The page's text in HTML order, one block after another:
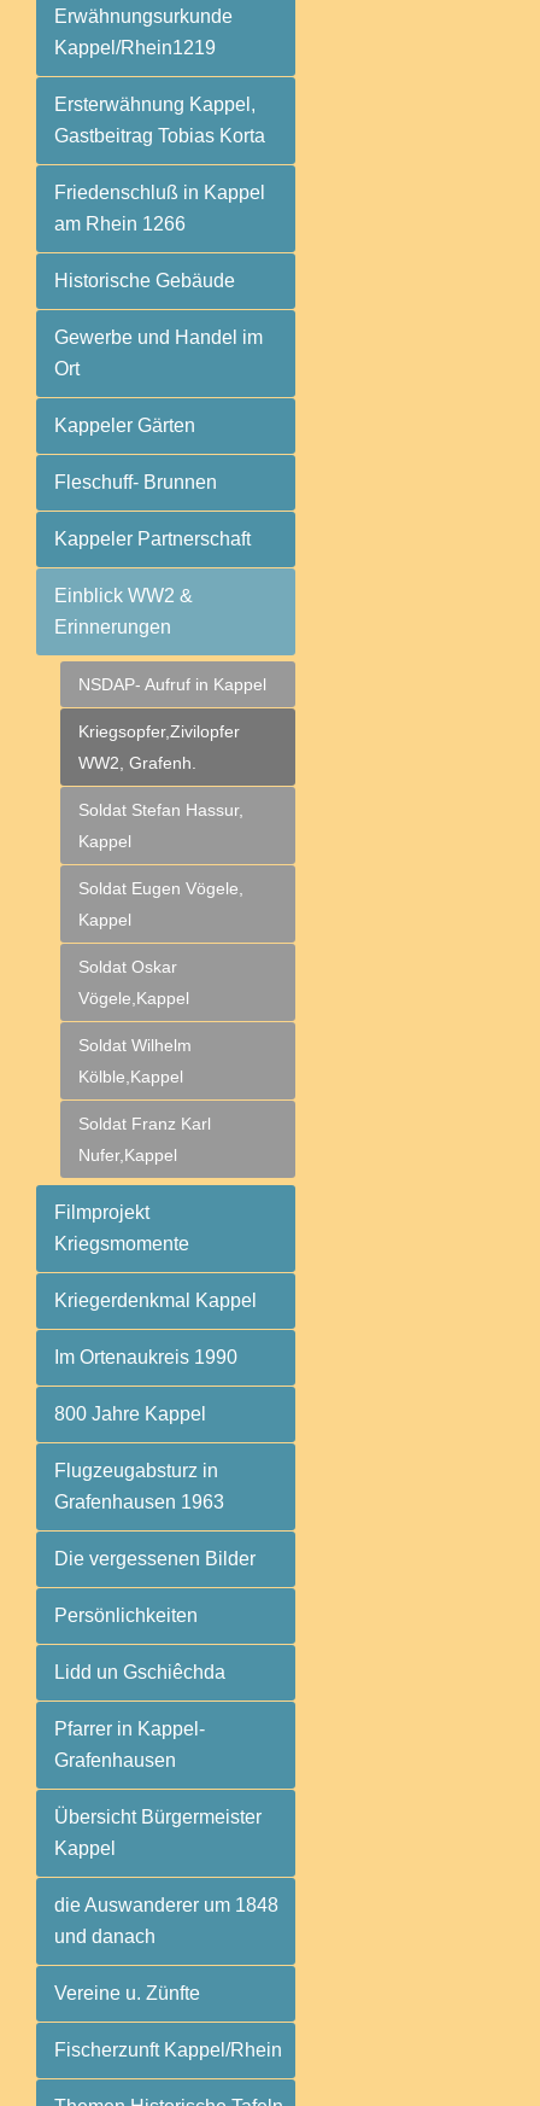
Erwähnungsurkunde
Kappel/Rhein1219
Ersterwähnung Kappel,
Gastbeitrag Tobias Korta
Friedenschluß in Kappel
am Rhein 1266
Historische Gebäude
Gewerbe und Handel im
Ort
Kappeler Gärten
Fleschuff- Brunnen
Kappeler Partnerschaft
Einblick WW2 &
Erinnerungen
NSDAP- Aufruf in Kappel
Kriegsopfer,Zivilopfer
WW2, Grafenh.
Soldat Stefan Hassur,
Kappel
Soldat Eugen Vögele,
Kappel
Soldat Oskar
Vögele,Kappel
Soldat Wilhelm
Kölble,Kappel
Soldat Franz Karl
Nufer,Kappel
Filmprojekt
Kriegsmomente
Kriegerdenkmal Kappel
Im Ortenaukreis 1990
800 Jahre Kappel
Flugzeugabsturz in
Grafenhausen 1963
Die vergessenen Bilder
Persönlichkeiten
Lidd un Gschiêchda
Pfarrer in Kappel-
Grafenhausen
Übersicht Bürgermeister
Kappel
die Auswanderer um 1848
und danach
Vereine u. Zünfte
Fischerzunft Kappel/Rhein